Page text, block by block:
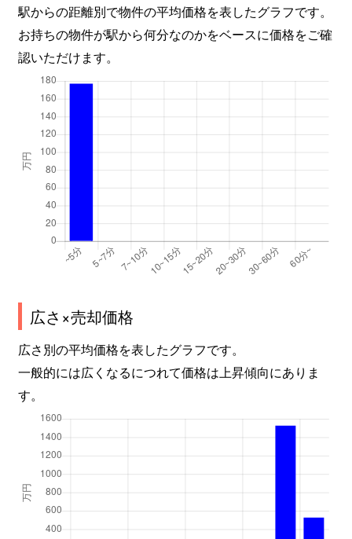
駅からの距離別で物件の平均価格を表したグラフです。
お持ちの物件が駅から何分なのかをベースに価格をご確
認いただけます。
広さ×売却価格
広さ別の平均価格を表したグラフです。
一般的には広くなるにつれて価格は上昇傾向にありま
す。